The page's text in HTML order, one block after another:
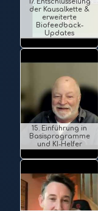
17. Entschlüsselung
der Kausalkette &
erweiterte
Biofeedback-
Updates
15. Einführung in
Basisprogramme
und KI-Helfer